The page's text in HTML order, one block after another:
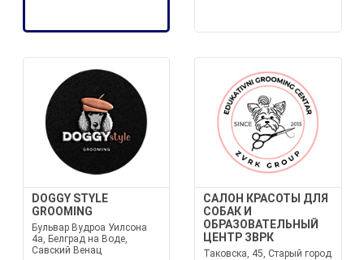
DOGGY STYLE
GROOMING
Бульвар Вудроа Уилсона
4а, Белград на Воде,
Савский Венац
САЛОН КРАСОТЫ ДЛЯ
СОБАК И
ОБРАЗОВАТЕЛЬНЫЙ
ЦЕНТР ЗВРК
Таковска, 45, Старый город